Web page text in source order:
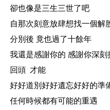
卻也像是三生三世了吧
自那次刻意放肆想找一個解
分別後 竟也過了十餘年
我還是感謝你的 感謝你深刻
回頭 才能
好好道別好好遺忘好好的準
任何時候都有可能的重遇